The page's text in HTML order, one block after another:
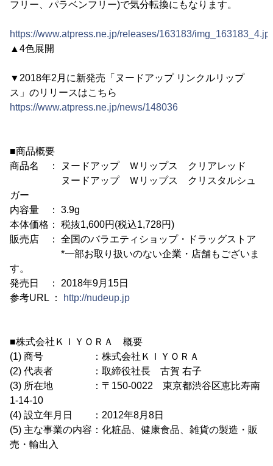
フリー、パラベンフリー)で気分転換にもなります。
https://www.atpress.ne.jp/releases/163183/
▲4色展開
▼2018年2月に新発売「ヌードアップ リンクルリップ
ス」のリリースはこちら
https://www.atpress.ne.jp/news/148036
■商品概要
商品名 ： ヌードアップ Ｗリップス クリアレッド
ヌードアップ Ｗリップス クリスタルシュ
ガー
内容量 ： 3.9g
本体価格： 税抜1,600円(税込1,728円)
販売店 ： 全国のバラエティショップ・ドラッグストア
*一部お取り扱いのない企業・店舗もございま
す。
発売日 ： 2018年9月15日
参考URL ：
http://nudeup.jp
■株式会社ＫＩＹＯＲＡ 概要
(1) 商号 ：株式会社ＫＩＹＯＲＡ
(2) 代表者 ：取締役社長 古賀 右子
(3) 所在地 ：〒150-0022 東京都渋谷区恵比寿南
1-14-10
(4) 設立年月日 ：2012年8月8日
(5) 主な事業の内容：化粧品、健康食品、雑貨の製造・販
売・輸出入